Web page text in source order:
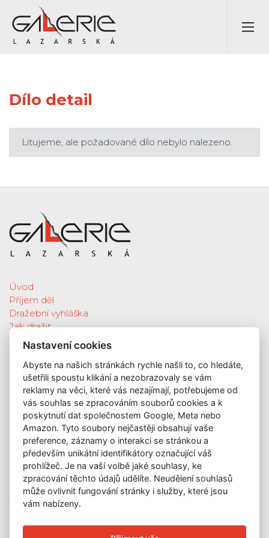
Dílo detail
Litujeme, ale požadované dílo nebylo nalezeno.
Úvod
Příjem děl
Dražební vyhláška
Jak dražit
Galerie
Katalog vydražených děl
O nás
GDPR
Kontakt
KONTAKT
GALERIE LAZARSKÁ
Lazarská 7
110 00 Praha 1
E-mail:
info@galerielazarska.cz
Telefon:
+420 222 523 739
Nastavení cookies
Abyste na našich stránkách rychle našli to, co hledáte,
ušetřili spoustu klikání a nezobrazovaly se vám
reklamy na věci, které vás nezajímají, potřebujeme od
vás souhlas se zpracováním souborů cookies a k
poskytnutí dat společnostem Google, Meta nebo
Amazon. Tyto soubory nejčastěji obsahují vaše
preference, záznamy o interakci se stránkou a
především unikátní identifikátory označující váš
prohlížeč. Je na vaší volbě jaké souhlasy, ke
zpracování těchto údajů udělíte. Neudělení souhlasů
může ovlivnit fungování stránky i služby, které jsou
vám nabízeny.